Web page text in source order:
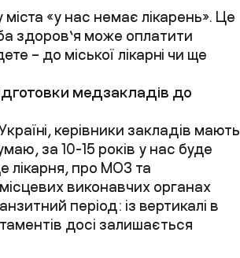
«у нас немає лікарень». Це
здоров’я може оплатити
– до міської лікарні чи ще
медзакладів до
керівники закладів мають
за 10-15 років у нас буде
лікарня, про МОЗ та
виконавчих органах
період: із вертикалі в
досі залишається